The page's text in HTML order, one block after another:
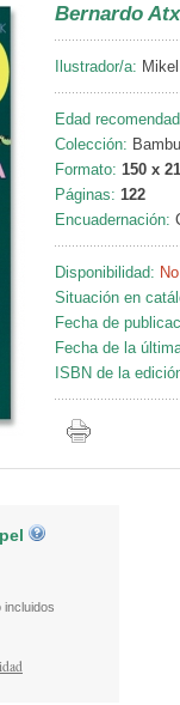
Bernardo
Ilustrador/a:
Edad
Colección:
Formato: 150 x
Páginas: 122
Encuadernación:
Disponibilidad:
Situación en
Fecha de
Fecha de la
ISBN de la
incluidos